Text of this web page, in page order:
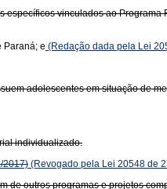
vinculados ao Programa
Paraná; e (Redação dada pela Lei
adolescentes em situação de
individualizado.
2017) (Revogado pela Lei 20548 de
de outros programas e projetos